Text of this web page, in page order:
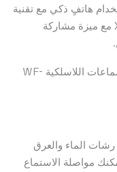
هاتفٍ ذكي مع تقنية
Qi، كما هو الحال في أحدث طراز من Xperia مع ميزة مشاركة
الماء والعرق
مواصلة الاستماع